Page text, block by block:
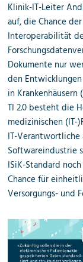
Klinik-IT-Leiter
auf, die Chance
Interoperabilität
Dokumente nur
den
in
TI 2.0 besteht die
medizinischen (IT-
IT-Verantwortliche
Softwareindustrie
ISiK-Standard
Chance für
Versorgungs- und